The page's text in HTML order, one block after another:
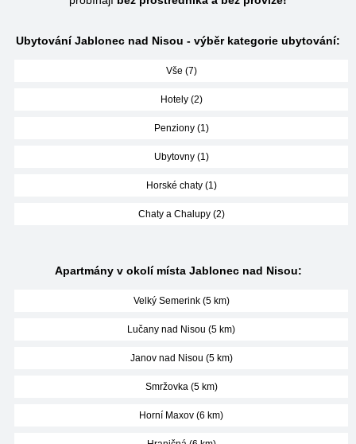
Ubytování Jablonec nad Nisou - výběr kategorie ubytování:
Vše (7)
Hotely (2)
Penziony (1)
Ubytovny (1)
Horské chaty (1)
Chaty a Chalupy (2)
Apartmány v okolí místa Jablonec nad Nisou:
Velký Semerink (5 km)
Lučany nad Nisou (5 km)
Janov nad Nisou (5 km)
Smržovka (5 km)
Horní Maxov (6 km)